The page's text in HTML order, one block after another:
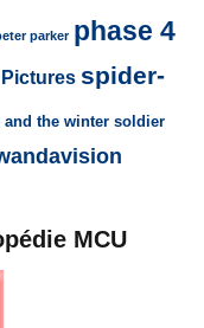
parker phase 4
spider-
and the winter soldier
MCU